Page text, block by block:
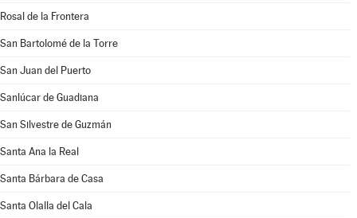
Rosal de la Frontera
San Bartolomé de la Torre
San Juan del Puerto
Sanlúcar de Guadiana
San Silvestre de Guzmán
Santa Ana la Real
Santa Bárbara de Casa
Santa Olalla del Cala